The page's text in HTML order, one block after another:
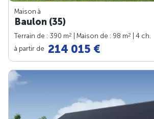
Maison à
Baulon (35)
Terrain de : 390 m2 | Maison de : 98 m2
| 4 ch.
à partir de 214 015 €